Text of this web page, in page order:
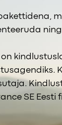
on
SE Eesti